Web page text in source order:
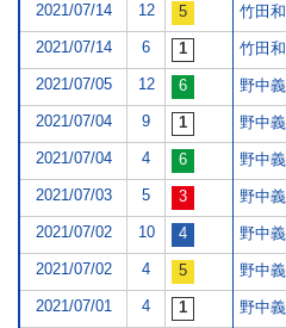
2021/07/14 12 竹田
2021/07/14 6 竹田
2021/07/05 12 野中
2021/07/04 9 野中
2021/07/04 4 野中
2021/07/03 5 野中
2021/07/02 10 野中
2021/07/02 4 野中
2021/07/01 4 野中